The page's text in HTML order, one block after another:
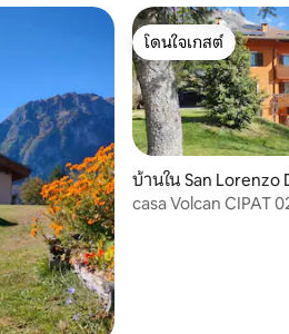
โดนใจเกสต์
โดนใจเกสต์
บ้านใน San Lorenzo
casa Volcan CIPAT